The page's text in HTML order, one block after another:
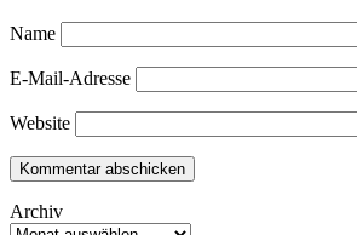
Name
E-Mail-Adresse
Website
Archiv